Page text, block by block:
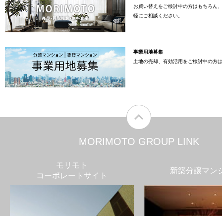
お買い替えをご検討中の方はもちろん
軽にご相談ください。
事業用地募集
土地の売却、有効活用をご検討中の方
MORIMOTO GROUP LINK
モリモト
コーポレートサイト
新築分譲マン